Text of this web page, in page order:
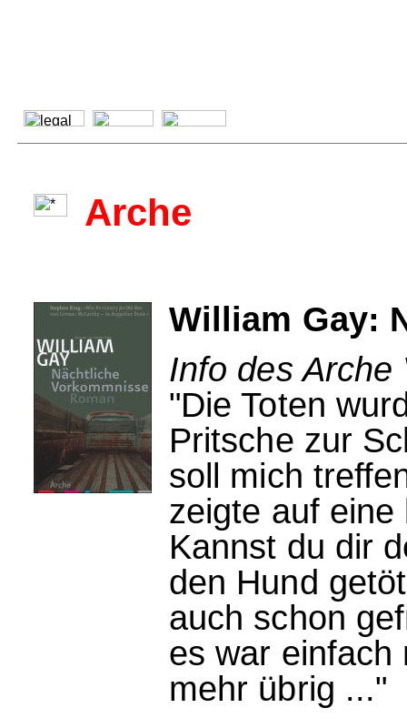
Arche
William Gay:
Info des Arche
"Die Toten
Pritsche zur
soll mich
zeigte auf
Kannst du dir
den Hund
auch schon
es war einfach
mehr übrig ..."